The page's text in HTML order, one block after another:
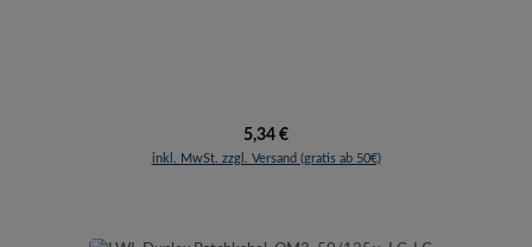
Regulärer Preis:
5,34 €
inkl. MwSt. zzgl. Versand (gratis ab 50€)